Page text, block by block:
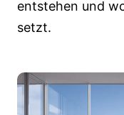
entstehen und
setzt.